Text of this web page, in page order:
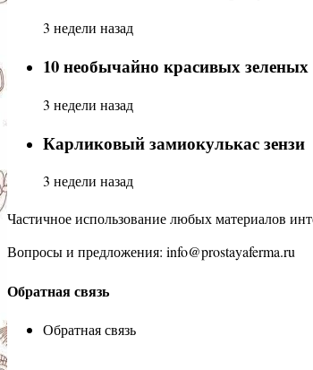
3 недели назад
10 необычайно красивых
3 недели назад
Карликовый замиокулькас зензи
3 недели назад
Частичное использование любых материалов
Вопросы и предложения: info@prostayaferma.ru
Обратная связь
Обратная связь